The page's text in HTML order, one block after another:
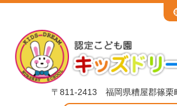
〒811-2413 福岡県糟屋郡篠栗